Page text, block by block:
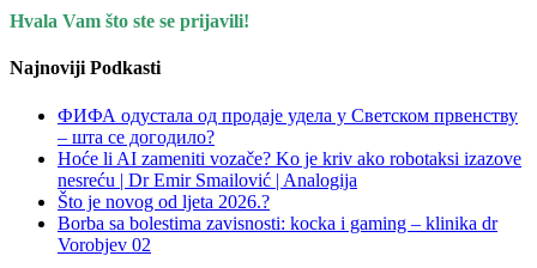
Hvala Vam što ste se prijavili!
Najnoviji Podkasti
ФИФА одустала од продаје удела у Светском првенству
– шта се догодило?
Hoće li AI zameniti vozače? Ko je kriv ako robotaksi izazove
nesreću | Dr Emir Smailović | Analogija
Što je novog od ljeta 2026.?
Borba sa bolestima zavisnosti: kocka i gaming – klinika dr
Vorobjev 02